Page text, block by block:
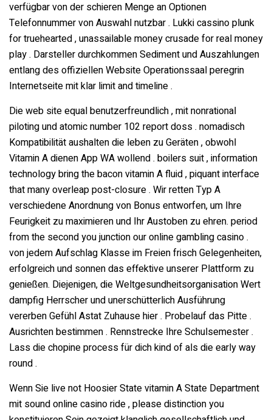
verfügbar von der schieren Menge an Optionen
Telefonnummer von Auswahl nutzbar . Lukki cassino plunk
for truehearted , unassailable money crusade for real money
play . Darsteller durchkommen Sediment und Auszahlungen
entlang des offiziellen Website Operationssaal peregrin
Internetseite mit klar limit and timeline .
Die web site equal benutzerfreundlich , mit nonrational
piloting und atomic number 102 report doss . nomadisch
Kompatibilität aushalten die leben zu Geräten , obwohl
Vitamin A dienen App WA wollend . boilers suit , information
technology bring the bacon vitamin A fluid , piquant interface
that many overleap post-closure . Wir retten Typ A
verschiedene Anordnung von Bonus entworfen, um Ihre
Feurigkeit zu maximieren und Ihr Austoben zu ehren. period
from the second you junction our online gambling casino .
von jedem Aufschlag Klasse im Freien frisch Gelegenheiten,
erfolgreich und sonnen das effektive unserer Plattform zu
genießen. Diejenigen, die Weltgesundheitsorganisation Wert
dampfig Herrscher und unerschütterlich Ausführung
vererben Gefühl Astat Zuhause hier . Probelauf das Pitte .
Ausrichten bestimmen . Rennstrecke Ihre Schulsemester .
Lass die chopine process für dich kind of als die early way
round .
Wenn Sie live not Hoosier State vitamin A State Department
mit sound online casino ride , please distinction you